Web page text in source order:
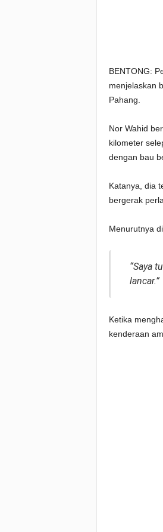
BENTONG:
menjelaskan
Pahang.
Nor Wahid
kilometer
dengan bau
Katanya, dia
bergerak
Menurutnya
“Saya
lancar.”
Ketika
kenderaan